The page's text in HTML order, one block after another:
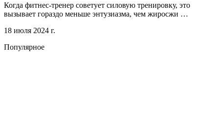
Когда фитнес-тренер советует силовую тренировку, это
вызывает гораздо меньше энтузиазма, чем жиросжи …
18 июля 2024 г.
Популярное